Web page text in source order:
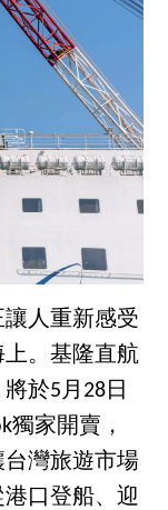
人重新感受
。基隆直航
於5月28日
獨家開賣，
灣旅遊市場
口登船、迎